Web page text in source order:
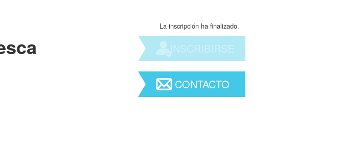
La inscripción ha finalizado.
INSCRIBIRSE
CONTACTO